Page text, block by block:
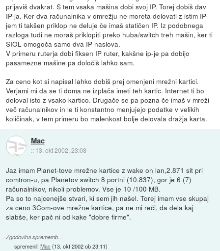
prijaviš dvakrat. S tem vsaka mašina dobi svoj IP. Torej dobiš dav
IP-ja. Ker dva računalnika v omrežju ne moreta delovati z istim IP-
jem ti takšen priklop ne deluje če imaš statičen IP. Iz podobnega
razloga tudi ne moraš priklopiti preko huba/switch treh mašin, ker ti
SIOL omogoča samo dva IP naslova.
V primeru ruterja dobi fiksen IP ruter, kakšne ip-je pa dobijo
pasamezne mašine pa določiš lahko sam.
Za ceno kot si napisal lahko dobiš prej omenjeni mrežni kartici.
Verjami mi da se ti doma ne izplača imeti teh kartic. Internet ti bo
deloval isto z vsako kartico. Drugače se pa pozna če imaš v mreži
več računalnikov in le ti konstantno menjujejo podatke v velikih
količinak, v tem primeru bo malenkost bolje delovala dražja karta.
Mac
:: 13. okt 2002, 23:08
Jaz imam Planet-tove mrežne kartice z wake on lan,2.871 sit pri
comtron-u, pa Planetov switch 8 portni (10.837), gor je 6 (7)
računalnikov, nikoli problemov. Vse je 10 /100 MB.
Pa so to najcenejše stvari, ki sem jih našel. Torej imam vse skupaj
za ceno 3Com-ove mrežne kartice, pa ne mi reči, da dela kaj
slabše, ker pač ni od kake "dobre firme".
Zgodovina sprememb…
spremenil:Mac (13. okt 2002 ob 23:11)